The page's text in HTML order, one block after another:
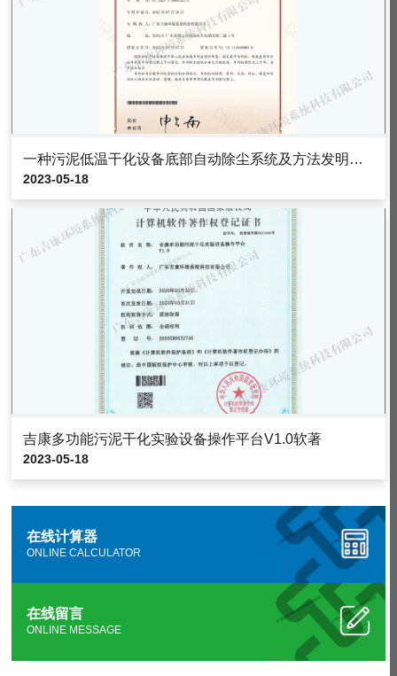
一种污泥低温干化设备底部自动除尘系统及方法发明专利证书
2023-05-18
吉康多功能污泥干化实验设备操作平台V1.0软著
2023-05-18
在线计算器
ONLINE CALCULATOR
在线留言
ONLINE MESSAGE